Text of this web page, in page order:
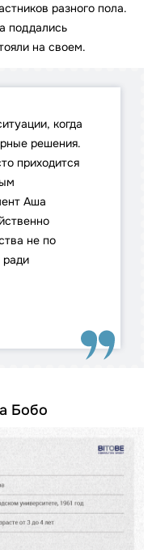
разного пола.
поддались
на своем.
когда
решения.
приходится
Аша
не по
ради
Бобо